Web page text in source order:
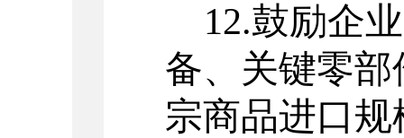
12.鼓励企
备、关键零
宗商品进口规